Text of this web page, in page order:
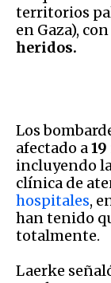
territorios
en Gaza),
heridos.
Los
afectado a
incluyendo
clínica de
hospitales,
han tenido
totalmente.
Laerke